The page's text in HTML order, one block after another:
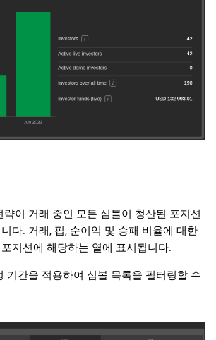
략이 거래 중인 모든 심볼이 청산된 포지션
다. 거래, 핍, 순이익 및 승패 비율에 대한
지션에 해당하는 열에 표시됩니다.
기간을 적용하여 심볼 목록을 필터링할 수